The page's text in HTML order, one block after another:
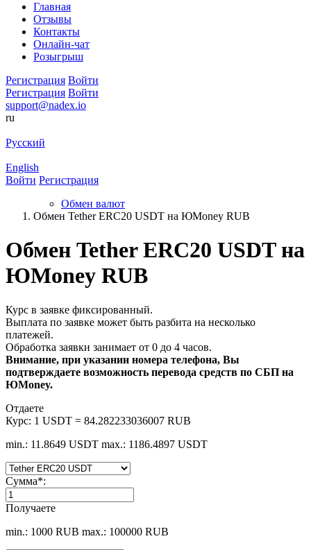
Главная
Отзывы
Контакты
Онлайн-чат
Розыгрыш
Регистрация Войти
Регистрация Войти
support@nadex.io
ru
Русский
English
Войти Регистрация
Обмен валют
Обмен Tether ERC20 USDT на ЮMoney RUB
Обмен Tether ERC20 USDT на
ЮMoney RUB
Курс в заявке фиксированный.
Выплата по заявке может быть разбита на несколько
платежей.
Обработка заявки занимает от 0 до 4 часов.
Внимание, при указании номера телефона, Вы
подтверждаете возможность перевода средств по СБП на
ЮMoney.
Отдаете
Курс: 1 USDT = 84.282233036007 RUB
min.: 11.8649 USDT max.: 1186.4897 USDT
Сумма*:
Получаете
min.: 1000 RUB max.: 100000 RUB